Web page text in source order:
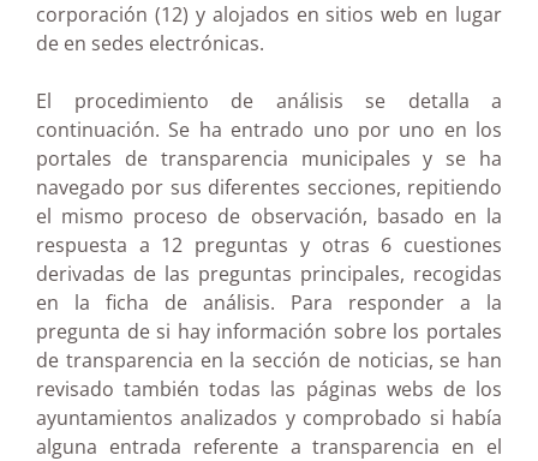
corporación (12) y alojados en sitios web en lugar
de en sedes electrónicas.
El procedimiento de análisis se detalla a
continuación. Se ha entrado uno por uno en los
portales de transparencia municipales y se ha
navegado por sus diferentes secciones, repitiendo
el mismo proceso de observación, basado en la
respuesta a 12 preguntas y otras 6 cuestiones
derivadas de las preguntas principales, recogidas
en la ficha de análisis. Para responder a la
pregunta de si hay información sobre los portales
de transparencia en la sección de noticias, se han
revisado también todas las páginas webs de los
ayuntamientos analizados y comprobado si había
alguna entrada referente a transparencia en el